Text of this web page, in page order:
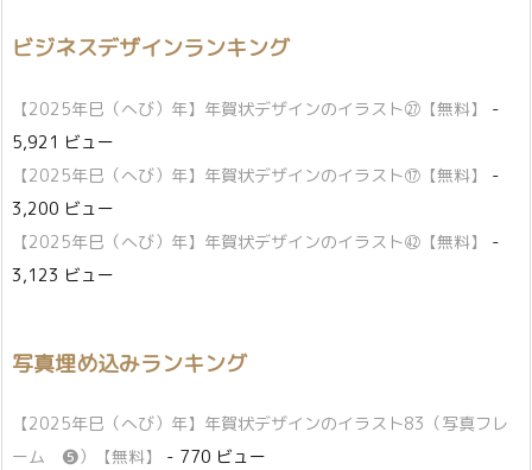
ビジネスデザインランキング
【2025年巳（へび）年】年賀状デザインのイラスト㉗【無料】
-
5,921 ビュー
【2025年巳（へび）年】年賀状デザインのイラスト⑰【無料】
-
3,200 ビュー
【2025年巳（へび）年】年賀状デザインのイラスト㊷【無料】
-
3,123 ビュー
写真埋め込みランキング
【2025年巳（へび）年】年賀状デザインのイラスト83（写真フレ
ーム ❺）【無料】
- 770 ビュー